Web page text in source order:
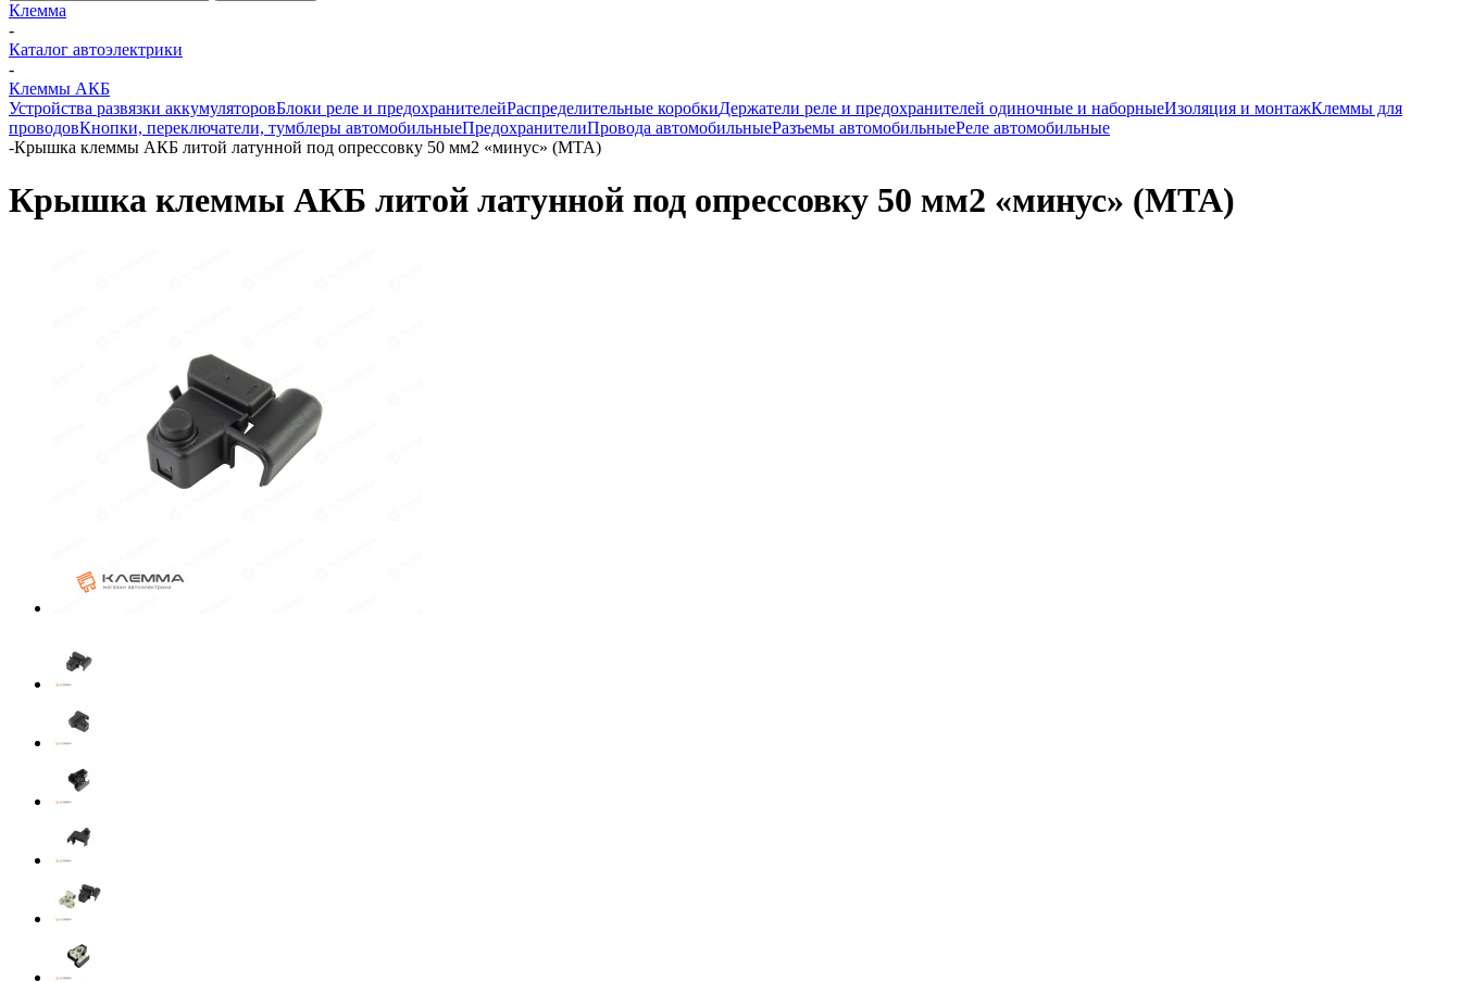
Клемма
-
Каталог автоэлектрики
-
Клеммы АКБ
Устройства развязки аккумуляторовБлоки реле и предохранителейРаспределительные коробкиДержатели реле и предохранителей одиночные и наборныеИзоляция и монтажКлеммы для
проводовКнопки, переключатели, тумблеры автомобильныеПредохранителиПровода автомобильныеРазъемы автомобильныеРеле автомобильные
-Крышка клеммы АКБ литой латунной под опрессовку 50 мм2 «минус» (MTA)
Крышка клеммы АКБ литой латунной под опрессовку 50 мм2 «минус» (MTA)